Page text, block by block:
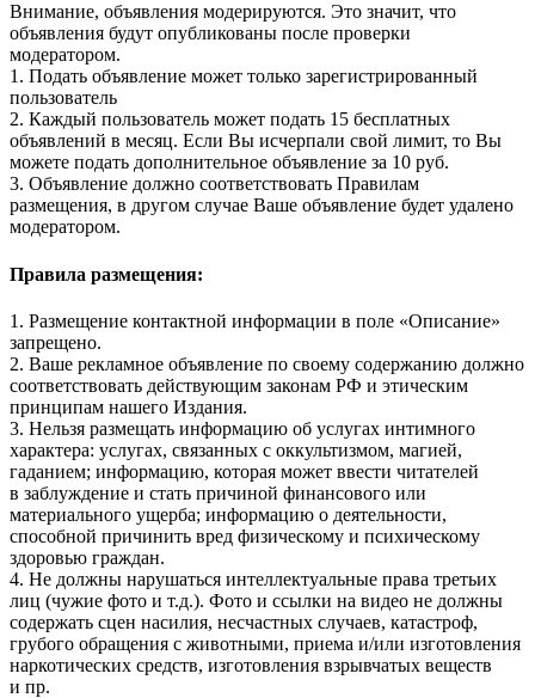
Внимание, объявления модерируются. Это значит, что
объявления будут опубликованы после проверки
модератором.
1. Подать объявление может только зарегистрированный
пользователь
2. Каждый пользователь может подать 15 бесплатных
объявлений в месяц. Если Вы исчерпали свой лимит, то Вы
можете подать дополнительное объявление за 10 руб.
3. Объявление должно соответствовать Правилам
размещения, в другом случае Ваше объявление будет удалено
модератором.
Правила размещения:
1. Размещение контактной информации в поле «Описание»
запрещено.
2. Ваше рекламное объявление по своему содержанию должно
соответствовать действующим законам РФ и этическим
принципам нашего Издания.
3. Нельзя размещать информацию об услугах интимного
характера: услугах, связанных с оккультизмом, магией,
гаданием; информацию, которая может ввести читателей
в заблуждение и стать причиной финансового или
материального ущерба; информацию о деятельности,
способной причинить вред физическому и психическому
здоровью граждан.
4. Не должны нарушаться интеллектуальные права третьих
лиц (чужие фото и т.д.). Фото и ссылки на видео не должны
содержать сцен насилия, несчастных случаев, катастроф,
грубого обращения с животными, приема и/или изготовления
наркотических средств, изготовления взрывчатых веществ
и пр.